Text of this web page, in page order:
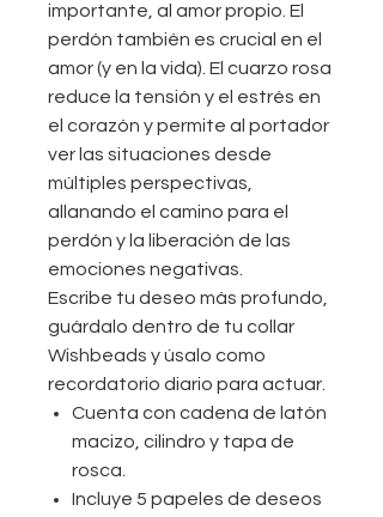
importante, al amor propio. El
perdón también es crucial en el
amor (y en la vida). El cuarzo rosa
reduce la tensión y el estrés en
el corazón y permite al portador
ver las situaciones desde
múltiples perspectivas,
allanando el camino para el
perdón y la liberación de las
emociones negativas.
Escribe tu deseo más profundo,
guárdalo dentro de tu collar
Wishbeads y úsalo como
recordatorio diario para actuar.
Cuenta con cadena de latón
macizo, cilindro y tapa de
rosca.
Incluye 5 papeles de deseos